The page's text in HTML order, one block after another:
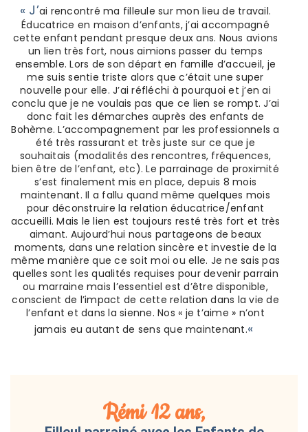
« J’ai rencontré ma filleule sur mon lieu de travail.
Éducatrice en maison d’enfants, j’ai accompagné
cette enfant pendant presque deux ans. Nous avions
un lien très fort, nous aimions passer du temps
ensemble. Lors de son départ en famille d’accueil, je
me suis sentie triste alors que c’était une super
nouvelle pour elle. J’ai réfléchi à pourquoi et j’en ai
conclu que je ne voulais pas que ce lien se rompt. J’ai
donc fait les démarches auprès des enfants de
Bohème. L’accompagnement par les professionnels a
été très rassurant et très juste sur ce que je
souhaitais (modalités des rencontres, fréquences,
bien être de l’enfant, etc). Le parrainage de proximité
s’est finalement mis en place, depuis 8 mois
maintenant. Il a fallu quand même quelques mois
pour déconstruire la relation éducatrice/enfant
accueilli. Mais le lien est toujours resté très fort et très
aimant. Aujourd’hui nous partageons de beaux
moments, dans une relation sincère et investie de la
même manière que ce soit moi ou elle. Je ne sais pas
quelles sont les qualités requises pour devenir parrain
ou marraine mais l’essentiel est d’être disponible,
conscient de l’impact de cette relation dans la vie de
l’enfant et dans la sienne. Nos « je t’aime » n’ont
jamais eu autant de sens que maintenant.«
Rémi 12 ans,